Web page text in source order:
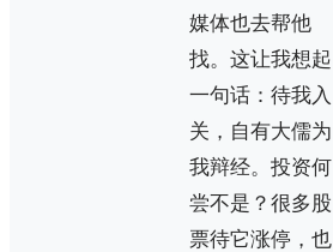
媒体也去帮他
找。这让我想起
一句话：待我入
关，自有大儒为
我辩经。投资何
尝不是？很多股
票待它涨停，也